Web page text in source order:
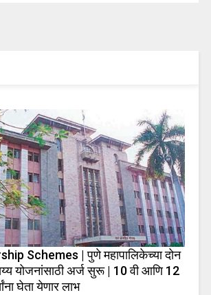
Schemes | पुणे महापालिकेच्या दोन
योजनांसाठी अर्ज सुरू | 10 वी आणि 12
घेता येणार लाभ